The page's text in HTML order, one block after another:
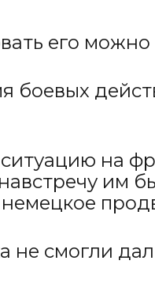
его можно
боевых
на
им
не смогли